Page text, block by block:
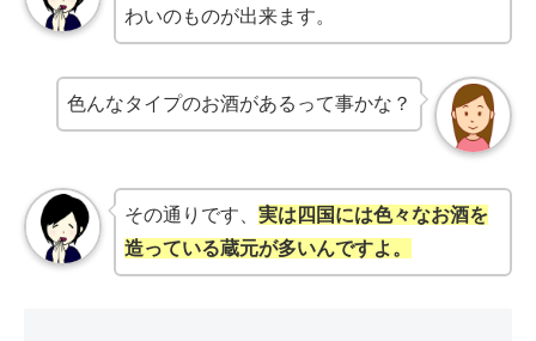
わいのものが出来ます。
色んなタイプのお酒があるって事かな？
その通りです、実は四国には色々なお酒を
造っている蔵元が多いんですよ。